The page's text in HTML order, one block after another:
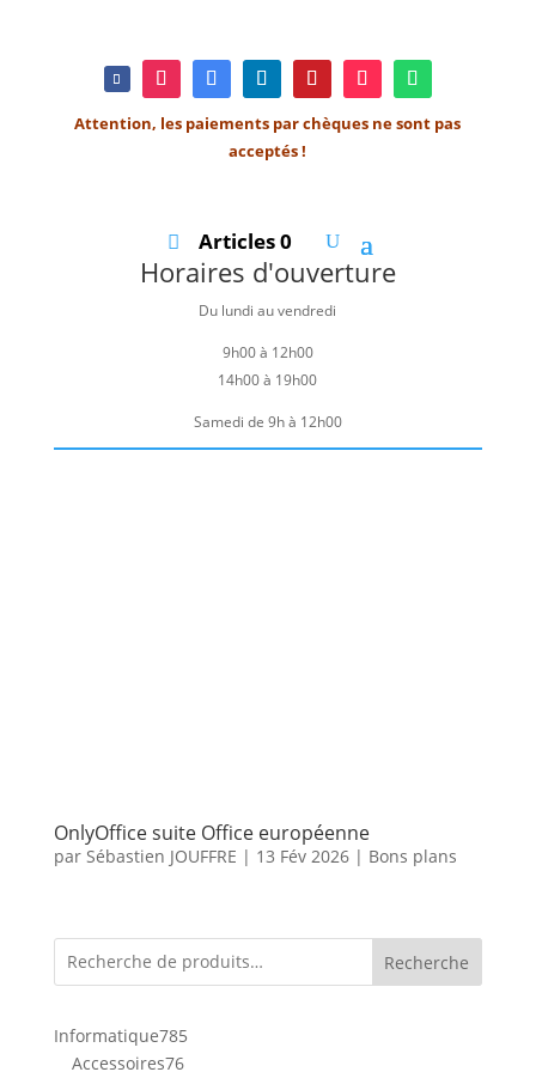
Attention, les paiements par chèques ne sont pas
acceptés !
Articles 0
Horaires d'ouverture
Du lundi au vendredi
9h00 à 12h00
14h00 à 19h00
Samedi de 9h à 12h00
OnlyOffice suite Office européenne
par Sébastien JOUFFRE | 13 Fév 2026| Bons plans
Recherche
Informatique785785
Accessoires7676